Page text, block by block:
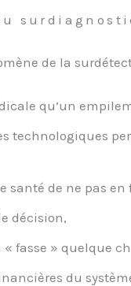
de la
qu’un
technologiques
santé de ne pas
décision,
fasse » quelque
du